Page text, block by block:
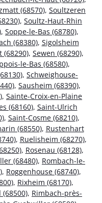
(68570), Soultzeren
, Soultz-Haut-Rhin
, Soppe-le-Bas (68780),
(68380), Sigolsheim
(68290), Sewen (68290),
le-Bas (68580),
, Schweighouse-
, Sausheim (68390),
, Sainte-Croix-en-Plaine
(68160), Saint-Ulrich
, Saint-Cosme (68210),
(68550), Rustenhart
, Ruelisheim (68270),
, Rosenau (68128),
(68480), Rombach-le-
, Roggenhouse (68740),
, Rixheim (68170),
, Rimbach-près-